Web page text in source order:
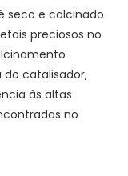
seco e calcinado
preciosos no
catalisador,
às altas
no